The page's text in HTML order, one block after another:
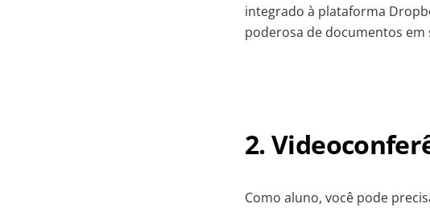
integrado à plataforma
poderosa de documentos
2.
Como aluno, você pode